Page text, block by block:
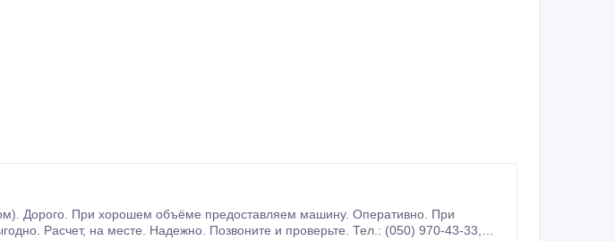
Дорого. При хорошем объёме предоставляем машину. Оперативно. При
Тел.: (050) 970-43-33,